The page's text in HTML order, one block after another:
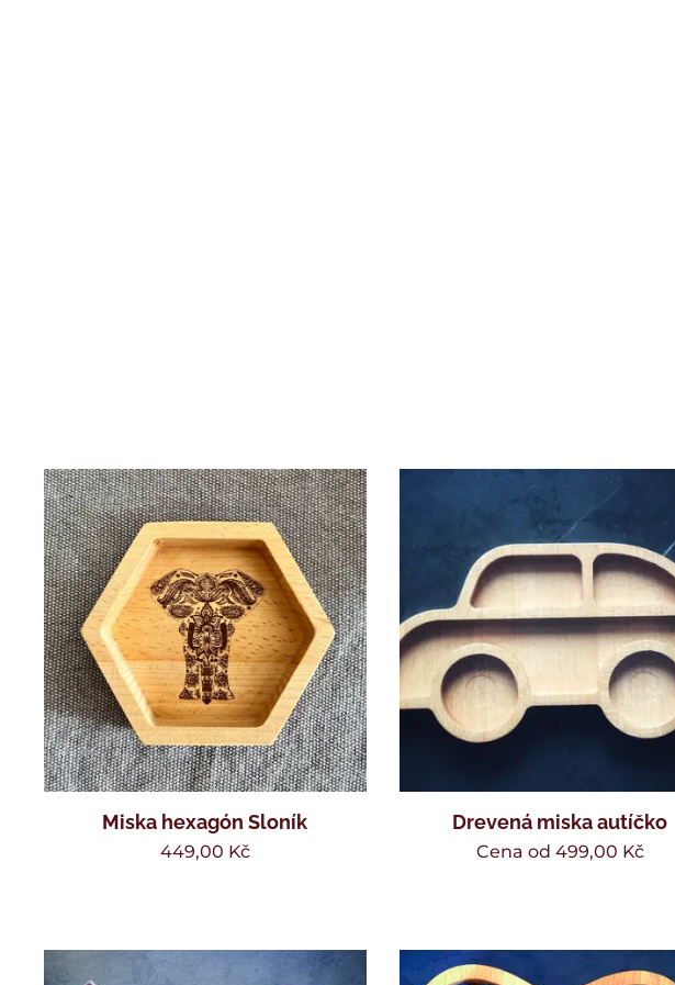
Miska hexagón Sloník
449,00 Kč
Drevená miska autíčko
Cena od 499,00 Kč